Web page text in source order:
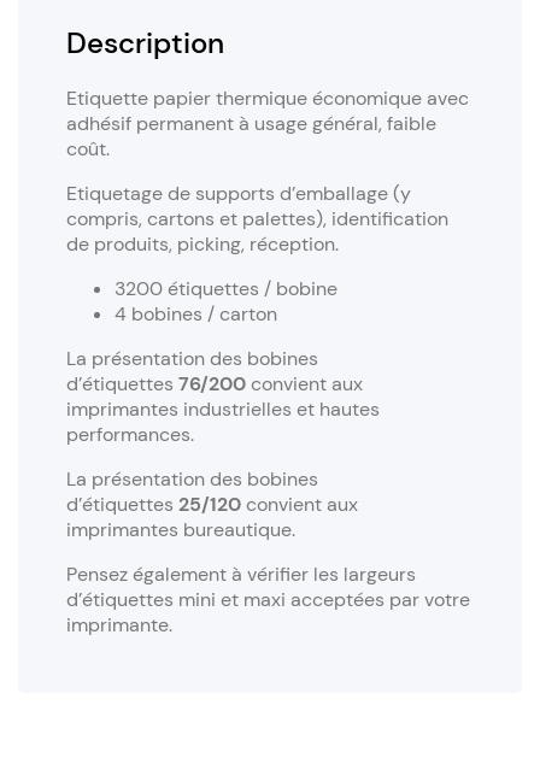
Description
Etiquette papier thermique économique avec
adhésif permanent à usage général, faible
coût.
Etiquetage de supports d’emballage (y
compris, cartons et palettes), identification
de produits, picking, réception.
3200 étiquettes / bobine
4 bobines / carton
La présentation des bobines
d’étiquettes 76/200convient aux
imprimantes industrielles et hautes
performances.
La présentation des bobines
d’étiquettes 25/120convient aux
imprimantes bureautique.
Pensez également à vérifier les largeurs
d’étiquettes mini et maxi acceptées par votre
imprimante.